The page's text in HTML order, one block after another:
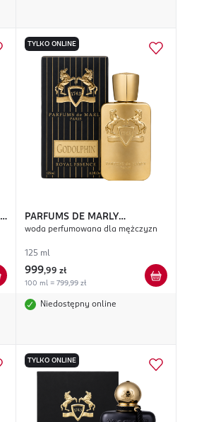
TYLKO ONLINE
PARFUMS DE MARLY
Godolphin Royal Essence
woda perfumowana dla mężczyzn
125 ml
999,99 zł
100 ml = 799,99 zł
Niedostępny online
TYLKO ONLINE